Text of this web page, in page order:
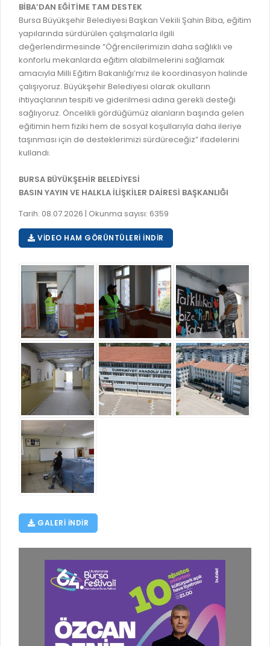
VİZYON & MİSYON
POLİTİKALARIMIZ
ENTEGRE YÖNETIM SISTEMI
KALITE BELGELERIMIZ
KVKK AYDINLATMA METNI
YÖNETMELIKLER / YÖNERGELER
KAMU HİZMET STANDARTLARI (KAHİS)
E-DEVLET KAPISI
NÖBETÇİ ECZANELER
HAL FİYATLARI
SANAL TURLAR
KURUMLAR
RUHSATLI HAFRİYAT ALANLARI
ŞİKAYET TAKİBİ (KURUMLAR)
MÜHENDİS, MİMAR VE SÜRVEYAN KAYITLARI
YER SEÇİM BELGESİ, MOBİL VE SAHA DOLABI BAŞVURULARI
GÜNLÜK KAZI ÇALIŞMALARI
TARIMSAL AMAÇLI METEOROLOJİ İSTASYON VERİLERİ
BİBA’DAN EĞİTİME TAM DESTEK
Bursa Büyükşehir Belediyesi Başkan Vekili Şahin Biba, eğitim
yapılarında sürdürülen çalışmalarla ilgili
değerlendirmesinde “Öğrencilerimizin daha sağlıklı ve
konforlu mekanlarda eğitim alabilmelerini sağlamak
amacıyla Milli Eğitim Bakanlığı’mız ile koordinasyon halinde
çalışıyoruz. Büyükşehir Belediyesi olarak okulların
ihtiyaçlarının tespiti ve giderilmesi adına gerekli desteği
sağlıyoruz. Öncelikli gördüğümüz alanların başında gelen
eğitimin hem fiziki hem de sosyal koşullarıyla daha ileriye
taşınması için de desteklerimizi sürdüreceğiz” ifadelerini
kullandı.
BURSA BÜYÜKŞEHİR BELEDİYESİ
BASIN YAYIN VE HALKLA İLİŞKİLER DAİRESİ BAŞKANLIĞI
Tarih: 08.07.2026 | Okunma sayısı: 6359
VIDEO HAM GÖRÜNTÜLERI İNDIR
GALERI INDIR